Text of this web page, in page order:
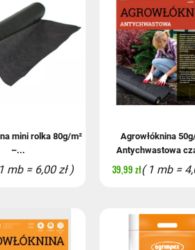
mini rolka 80g/m²
–...
mb = 6,00 zł )
Agrowłóknina
Antychwastowa
39,99 zł( 1 mb =